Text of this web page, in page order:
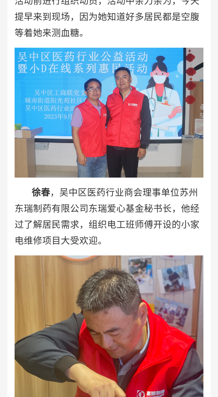
提早来到现场，因为她知道好多居民都是空腹
等着她来测血糖。
徐春，吴中区医药行业商会理事单位苏州
东瑞制药有限公司东瑞爱心基金秘书长，他经
过了解居民需求，组织电工班师傅开设的小家
电维修项目大受欢迎。